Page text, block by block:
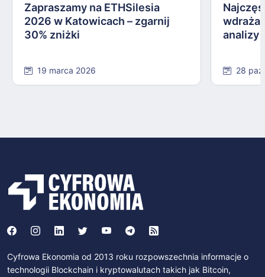
Zapraszamy na ETHSilesia
2026 w Katowicach – zgarnij
30% zniżki
19 marca 2026
analizy
28
Cyfrowa Ekonomia od 2013 roku rozpowszechnia informacje o
technologii Blockchain i kryptowalutach takich jak Bitcoin,